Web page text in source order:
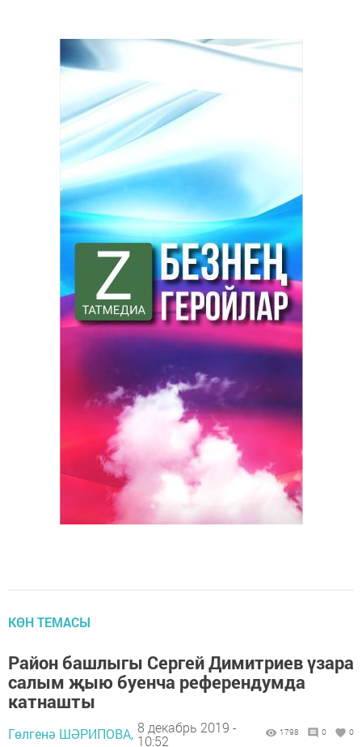
КӨН ТЕМАСЫ
Район башлыгы Сергей Димитриев үзара
салым җыю буенча референдумда
катнашты
Гөлгенә ШӘРИПОВА, 8 декабрь 2019 -
10:52
1798 0 0